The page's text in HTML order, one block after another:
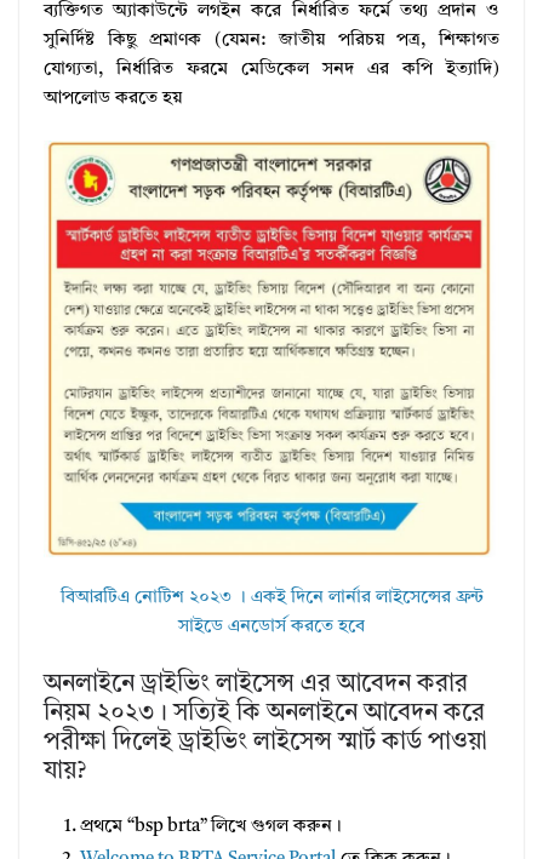
ব্যক্তিগত অ্যাকাউন্টে লগইন করে নির্ধারিত ফর্মে তথ্য প্রদান ও
সুনির্দিষ্ট কিছু প্রমাণক (যেমন: জাতীয় পরিচয় পত্র, শিক্ষাগত
যোগ্যতা, নির্ধারিত ফরমে মেডিকেল সনদ এর কপি ইত্যাদি)
আপলোড করতে হয়
বিআরটিএ নোটিশ ২০২৩ । একই দিনে লার্নার লাইসেন্সের ফ্রন্ট
সাইডে এনডোর্স করতে হবে
অনলাইনে ড্রাইভিং লাইসেন্স এর আবেদন করার
নিয়ম ২০২৩। সত্যিই কি অনলাইনে আবেদন করে
পরীক্ষা দিলেই ড্রাইভিং লাইসেন্স স্মার্ট কার্ড পাওয়া
যায়?
প্রথমে “bsp brta” লিখে গুগল করুন।